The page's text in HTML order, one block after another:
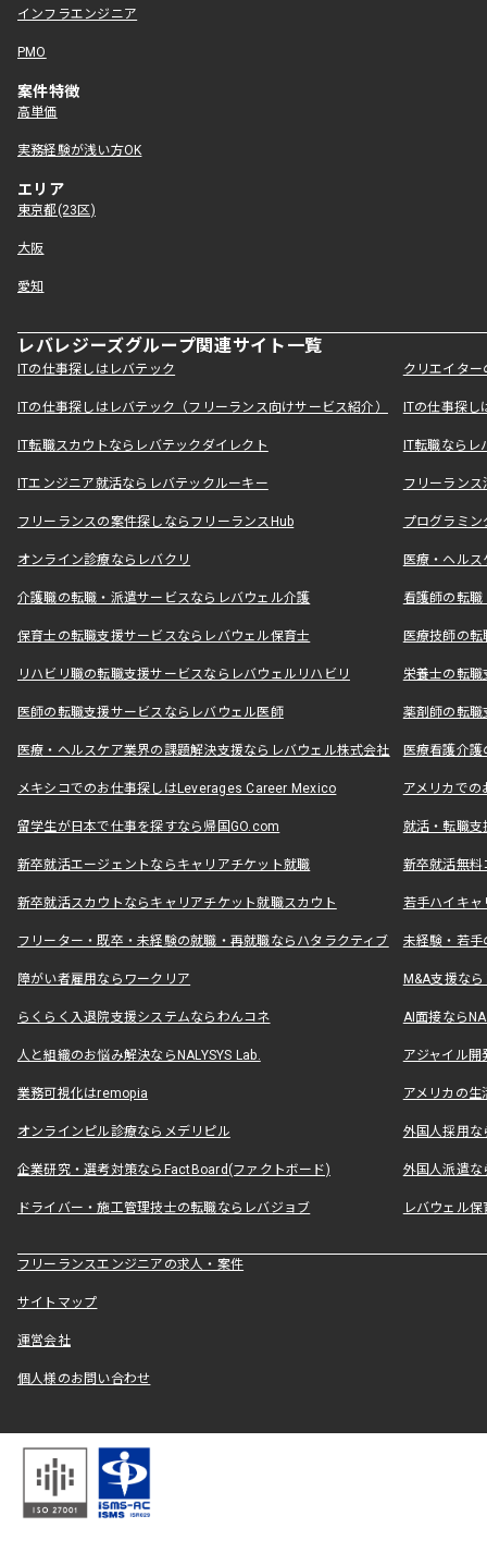
インフラエンジニア
PMO
案件特徴
高単価
実務経験が浅い方OK
エリア
東京都(23区)
大阪
愛知
レバレジーズグループ関連サイト一覧
ITの仕事探しはレバテック クリエイタ
ITの仕事探しはレバテック（フリーランス向けサービス紹介） ITの仕事探
IT転職スカウトならレバテックダイレクト IT転職なら
ITエンジニア就活ならレバテックルーキー フリーラン
フリーランスの案件探しならフリーランスHub プログラミ
オンライン診療ならレバクリ 医療・ヘル
介護職の転職・派遣サービスならレバウェル介護 看護師の転
保育士の転職支援サービスならレバウェル保育士 医療技師の
リハビリ職の転職支援サービスならレバウェルリハビリ 栄養士の転
医師の転職支援サービスならレバウェル医師 薬剤師の転
医療・ヘルスケア業界の課題解決支援ならレバウェル株式会社 医療看護介
メキシコでのお仕事探しはLeverages Career Mexico アメリカで
留学生が日本で仕事を探すなら帰国GO.com 就活・転職
新卒就活エージェントならキャリアチケット就職 新卒就活無料
新卒就活スカウトならキャリアチケット就職スカウト 若手ハイキ
フリーター・既卒・未経験の就職・再就職ならハタラクティブ 未経験・若手
障がい者雇用ならワークリア M&A支援な
らくらく入退院支援システムならわんコネ AI面接なら
人と組織のお悩み解決ならNALYSYS Lab. アジャイル
業務可視化はremopia アメリカの
オンラインピル診療ならメデリピル 外国人採用
企業研究・選考対策ならFactBoard(ファクトボード) 外国人派遣な
ドライバー・施工管理技士の転職ならレバジョブ レバウェル
フリーランスエンジニアの求人・案件
サイトマップ
運営会社
個人様のお問い合わせ